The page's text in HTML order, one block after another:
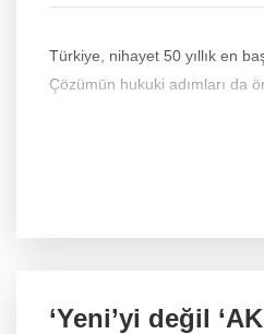
Türkiye, nihayet 50 yıllık en
Çözümün hukuki adımları da
‘Yeni’yi değil